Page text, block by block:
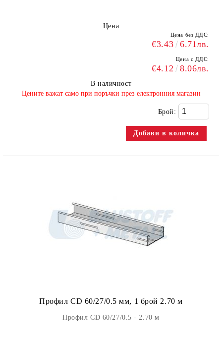
Цена
Цена без ДДС:
€3.43 6.71лв.
Цена с ДДС:
€4.12 8.06лв.
В наличност
​Цените важат само при поръчки през електронния магазин
Брой:
Профил CD 60/27/0.5 мм, 1 брой 2.70 м
Профил CD 60/27/0.5 - 2.70 м